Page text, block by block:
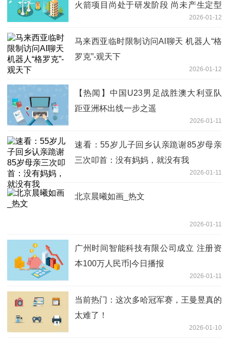
火箭项目尚处于研发阶段 尚未产生定型
2026-01-12
马来西亚临时限制访问AI聊天 机器人“格
罗克”-观天下
2026-01-12
【热闻】中国U23男足战胜澳大利亚队
距亚洲杯出线一步之遥
2026-01-11
速看：55岁儿子回乡认亲跪谢85岁母亲
三次叩首：没有妈妈，就没有我
2026-01-11
北京晨曦如画_热文
2026-01-11
广州时间智能科技有限公司成立 注册资
本100万人民币|今日播报
2026-01-11
当前热门：这次多哈冠军赛，王曼昱真的
太难了！
2026-01-10